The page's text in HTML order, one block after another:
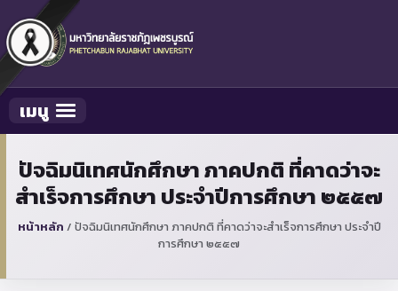
Toggle navigation
เมนู
ปัจฉิมนิเทศนักศึกษา ภาคปกติ ที่คาดว่าจะ
สำเร็จการศึกษา ประจำปีการศึกษา ๒๕๕๗
หน้าหลัก / ปัจฉิมนิเทศนักศึกษา ภาคปกติ ที่คาดว่าจะสำเร็จการศึกษา ประจำปี
การศึกษา ๒๕๕๗